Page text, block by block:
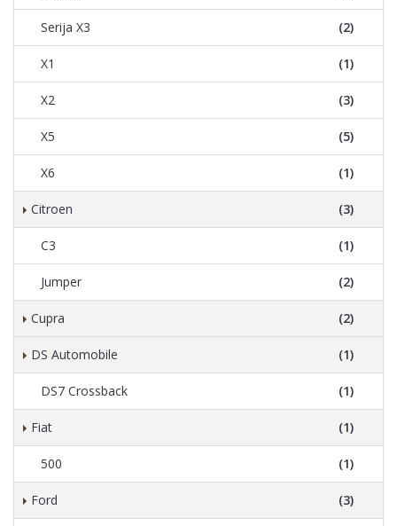
Serija X3 (2)
X1 (1)
X2 (3)
X5 (5)
X6 (1)
Citroen (3)
C3 (1)
Jumper (2)
Cupra (2)
DS Automobile (1)
DS7 Crossback (1)
Fiat (1)
500 (1)
Ford (3)